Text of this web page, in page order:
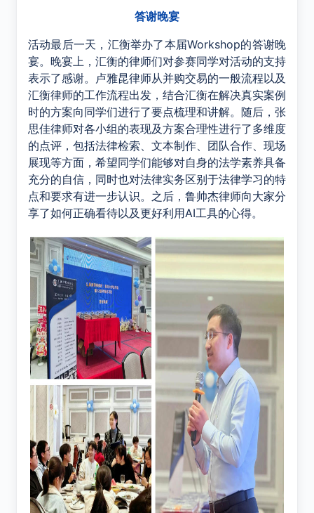
答谢晚宴
活动最后一天，汇衡举办了本届Workshop的答谢晚
宴。晚宴上，汇衡的律师们对参赛同学对活动的支持
表示了感谢。卢雅昆律师从并购交易的一般流程以及
汇衡律师的工作流程出发，结合汇衡在解决真实案例
时的方案向同学们进行了要点梳理和讲解。随后，张
思佳律师对各小组的表现及方案合理性进行了多维度
的点评，包括法律检索、文本制作、团队合作、现场
展现等方面，希望同学们能够对自身的法学素养具备
充分的自信，同时也对法律实务区别于法律学习的特
点和要求有进一步认识。之后，鲁帅杰律师向大家分
享了如何正确看待以及更好利用AI工具的心得。